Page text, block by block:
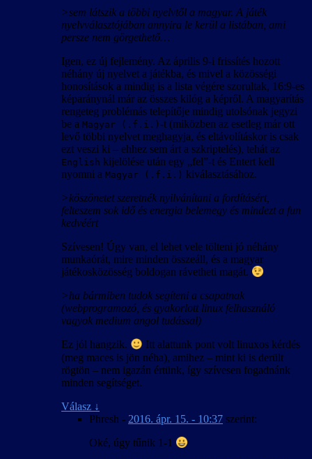
>sem látszik a többi nyelvtől a magyar. A játék
nyelvválasztójában annyira le kerül a listában, ami
persze nem görgethető…
Igen, ez új fejlemény. Az április 9-i frissítés hozott
néhány új nyelvet a játékba, és mivel a közösségi
honosítások a mindig is a lista végére szorultak, 16:9-es
képaránynál már az összes kilóg a képről. A magyarítás
rengeteg problémás telepítője mindig utolsónak jegyzi
be a Magyar (.f.i.) -t (miközben az esetleg már ott
levő többi nyelvet meghagyja, és eltávolításkor is csak
ezt veszi ki – ehhez sem árt a szkriptelés), tehát az
English kijelölése után egy „fel”-t és Entert kell
nyomni a Magyar (.f.i.) kiválasztásához.
>köszönetet szeretnék nyilvánítani a fordításért,
felteszem sok idő és energia belemegy és mindezt a fun
kedvéért
Szívesen! Úgy van, el lehet vele tölteni jó néhány
munkaórát, mire minden összeáll, és a magyar
játékosközösség boldogan rávetheti magát.
>ha bármiben tudok segíteni a csapatnak
(webprogramozó, és gyakorlott linux felhasználó
vagyok medium angol tudással)
Ez jól hangzik.
Itt alattunk pont volt linuxos kérdés
(meg maces is jön néha), amihez – mint ki is derült
rögtön – nem igazán értünk, így szívesen fogadnánk
minden segítséget.
Válasz ↓
Phresh - 2016. ápr. 15. - 10:37 szerint:
Oké, úgy tűnik 1-1